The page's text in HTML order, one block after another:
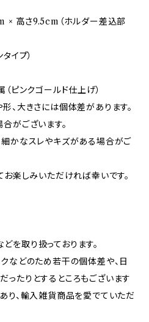
× 高さ9.5cm（ホルダー差込部
イプ）
（ピンクゴールド仕上げ）
、大きさには個体差があります。
がございます。
細かなスレやキズがある場合がご
お楽しみいただければ幸いです。
を取り扱っております。
などのため若干の個体差や、日
たりとするところもございます
り、輸入雑貨商品を愛でていただ